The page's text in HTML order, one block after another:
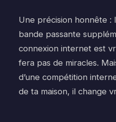
Une précision honnête :
bande passante
connexion internet est
fera pas de miracles.
d’une compétition
de ta maison, il change